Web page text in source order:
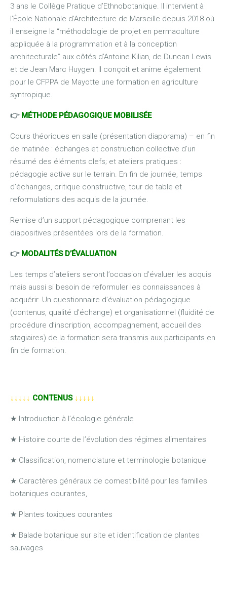
3 ans le Collège Pratique d’Ethnobotanique. Il intervient à
l’École Nationale d’Architecture de Marseille depuis 2018 où
il enseigne la “méthodologie de projet en permaculture
appliquée à la programmation et à la conception
architecturale” aux côtés d’Antoine Kilian, de Duncan Lewis
et de Jean Marc Huygen. Il conçoit et anime également
pour le CFPPA de Mayotte une formation en agriculture
syntropique.
👉 MÉTHODE PÉDAGOGIQUE MOBILISÉE
Cours théoriques en salle (présentation diaporama) – en fin
de matinée : échanges et construction collective d’un
résumé des éléments clefs; et ateliers pratiques :
pédagogie active sur le terrain. En fin de journée, temps
d’échanges, critique constructive, tour de table et
reformulations des acquis de la journée.
Remise d’un support pédagogique comprenant les
diapositives présentées lors de la formation.
👉 MODALITÉS D’ÉVALUATION
Les temps d’ateliers seront l’occasion d’évaluer les acquis
mais aussi si besoin de reformuler les connaissances à
acquérir. Un questionnaire d’évaluation pédagogique
(contenus, qualité d’échange) et organisationnel (fluidité de
procédure d’inscription, accompagnement, accueil des
stagiaires) de la formation sera transmis aux participants en
fin de formation.
↓↓↓↓↓ CONTENUS ↓↓↓↓↓
★ Introduction à l’écologie générale
★ Histoire courte de l’évolution des régimes alimentaires
★ Classification, nomenclature et terminologie botanique
★ Caractères généraux de comestibilité pour les familles
botaniques courantes,
★ Plantes toxiques courantes
★ Balade botanique sur site et identification de plantes
sauvages